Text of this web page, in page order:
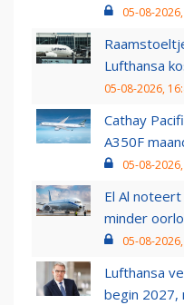
05-08-
Lufthansa
05-08-2026,
Cathay
A350F
05-08-
El Al
minder
05-08-
Lufthansa
begin 2027,